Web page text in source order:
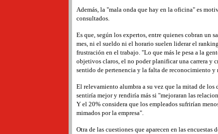
Además, la "mala onda que hay en la oficina" es
consultados.
Es que, según los expertos, entre quienes cobran un
mes, ni el sueldo ni el horario suelen liderar el
frustración en el trabajo. "Lo que más le pesa a la
objetivos claros, el no poder planificar una carrera y
sentido de pertenencia y la falta de reconocimiento
El relevamiento alumbra a su vez que la mitad de los
sentiría mejor y rendiría más si "mejoraran las
Y el 20% considera que los empleados sufrirían
mimados por la empresa".
Otra de las cuestiones que aparecen en las encuestas